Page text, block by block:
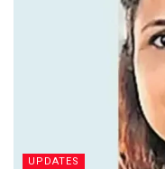
UPDATES